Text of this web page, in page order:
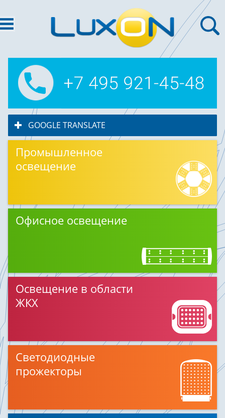
GOOGLE TRANSLATE
Промышленное
освещение
Офисное освещение
Освещение в области
ЖКХ
Светодиодные
прожекторы